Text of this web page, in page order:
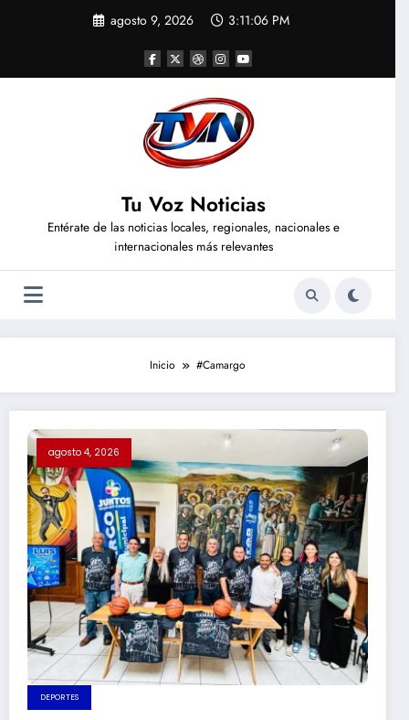
agosto 9, 2026 3:11:07 PM
Tu Voz Noticias
Entérate de las noticias locales, regionales, nacionales e
internacionales más relevantes
Inicio #Camargo
agosto 4, 2026
DEPORTES